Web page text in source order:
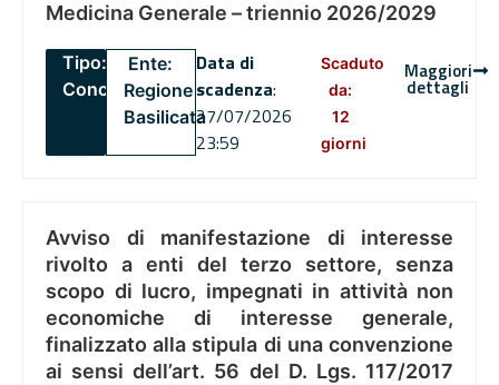
Medicina Generale – triennio 2026/2029
Tipo:
Concorsi
Ente:
Regione
Basilicata
Data di
scadenza:
27/07/2026
23:59
Scaduto
da:
12
giorni
Maggiori
dettagli
Avviso di manifestazione di interesse
rivolto a enti del terzo settore, senza
scopo di lucro, impegnati in attività non
economiche di interesse generale,
finalizzato alla stipula di una convenzione
ai sensi dell’art. 56 del D. Lgs. 117/2017